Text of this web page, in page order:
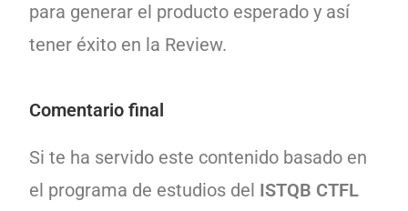
para generar el producto esperado y así
tener éxito en la Review.
Comentario final
Si te ha servido este contenido basado en
el programa de estudios del ISTQB CTFL